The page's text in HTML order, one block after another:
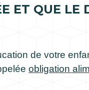
ET QUE LE
de votre
obligation